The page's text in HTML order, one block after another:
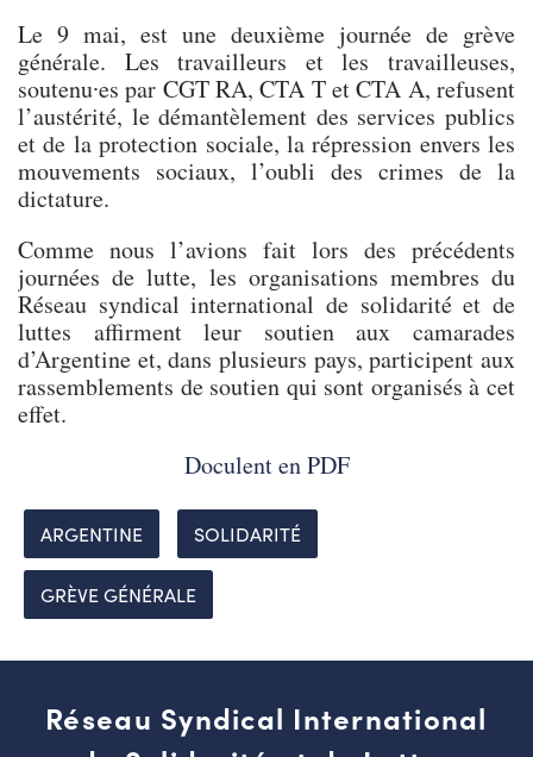
Le 9 mai, est une deuxième journée de grève
générale. Les travailleurs et les travailleuses,
soutenu∙es par CGT RA, CTA T et CTA A, refusent
l’austérité, le démantèlement des services publics
et de la protection sociale, la répression envers les
mouvements sociaux, l’oubli des crimes de la
dictature.
Comme nous l’avions fait lors des précédents
journées de lutte, les organisations membres du
Réseau syndical international de solidarité et de
luttes affirment leur soutien aux camarades
d’Argentine et, dans plusieurs pays, participent aux
rassemblements de soutien qui sont organisés à cet
effet.
Doculent en PDF
ARGENTINE SOLIDARITÉ
GRÈVE GÉNÉRALE
Réseau Syndical International